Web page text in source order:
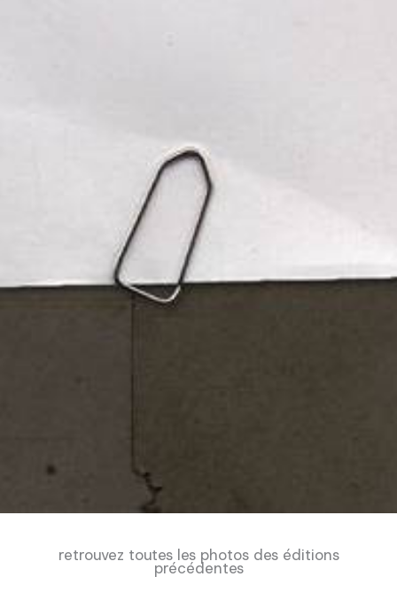
retrouvez toutes les photos des éditions
précédentes